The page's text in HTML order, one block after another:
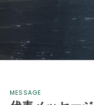
MESSAGE